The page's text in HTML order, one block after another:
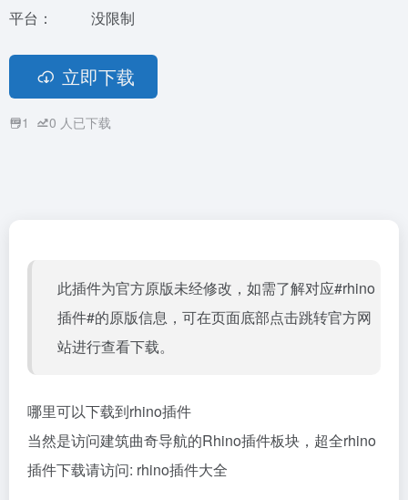
平台：
没限制
立即下载
1 0 人已下载
此插件为官方原版未经修改，如需了解对应#rhino
插件#的原版信息，可在页面底部点击跳转官方网
站进行查看下载。
哪里可以下载到rhino插件
当然是访问建筑曲奇导航的Rhino插件板块，超全rhino
插件下载请访问: rhino插件大全